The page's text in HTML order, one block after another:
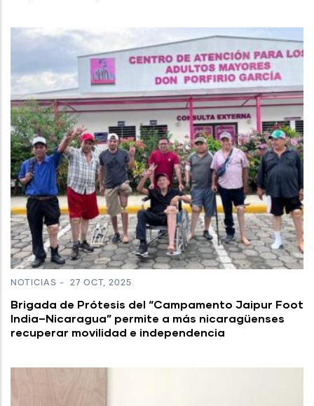
NOTICIAS - 27 OCT, 2025
Brigada de Prótesis del “Campamento Jaipur Foot
India–Nicaragua” permite a más nicaragüenses
recuperar movilidad e independencia